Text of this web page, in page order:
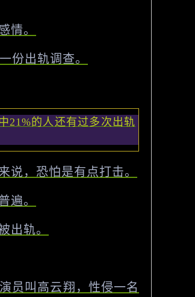
情。
份出轨调查。
21%的人还有过多次出轨
说，恐怕是有点打击。
遍。
出轨。
员叫高云翔，性侵一名